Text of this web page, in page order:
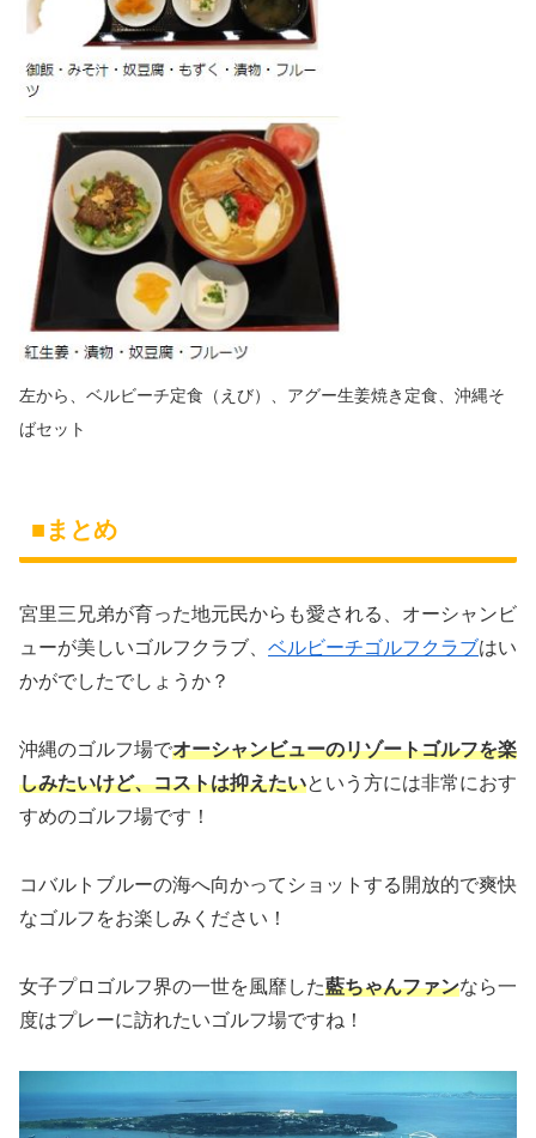
左から、ベルビーチ定食（えび）、アグー生姜焼き定食、沖縄そ
ばセット
■まとめ
宮里三兄弟が育った地元民からも愛される、オーシャンビ
ューが美しいゴルフクラブ、 ベルビーチゴルフクラブはい
かがでしたでしょうか？
沖縄のゴルフ場でオーシャンビューのリゾートゴルフを楽
しみたいけど、コストは抑えたいという方には非常におす
すめのゴルフ場です！
コバルトブルーの海へ向かってショットする開放的で爽快
なゴルフをお楽しみください！
女子プロゴルフ界の一世を風靡した藍ちゃんファンなら一
度はプレーに訪れたいゴルフ場ですね！